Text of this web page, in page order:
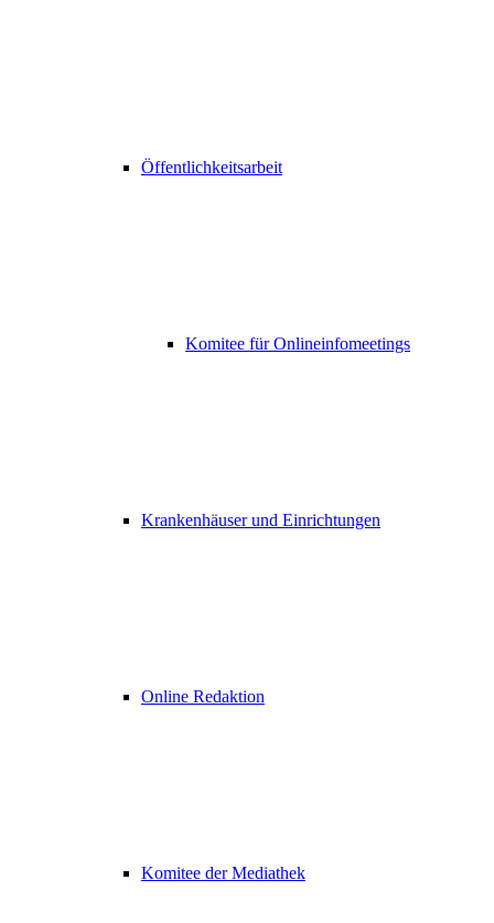
Öffentlichkeitsarbeit
Komitee für Onlineinfomeetings
Krankenhäuser und Einrichtungen
Online Redaktion
Komitee der Mediathek